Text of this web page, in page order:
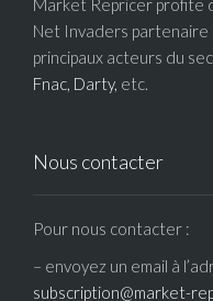
Net Invaders partenaire
principaux acteurs du
Fnac, Darty, etc.
Nous contacter
Pour nous contacter :
– envoyez un email à
subscription@market-